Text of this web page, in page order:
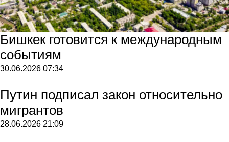
Бишкек готовится к международным
событиям
30.06.2026 07:34
Путин подписал закон относительно
мигрантов
28.06.2026 21:09